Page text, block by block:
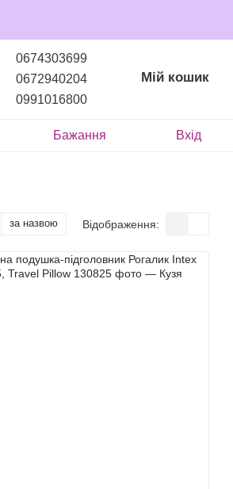
0674303699
0672940204
0991016800
Мій кошик
Бажання Вхід
за назвою Відображення: